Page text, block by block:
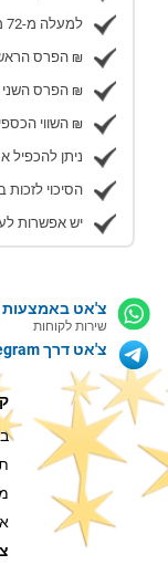
למעלה מ-72 משתתפים הופכים למיליונרים בכל שנה
הפרס הראשון נע בין 4,000,000 ₪ ל - 8,000,000 ₪
הפרס השני מסתכם במינימום 500,000 ₪
השווי הכספי של הפרס הגבוה ביותר מסתכם ב-74,000,000 ₪
ניתן להכפיל
הסיכוי לזכות
יש אפשרות
צ'אט באמצעות WhatsApp
שירות לקוחות
צ'אט דרך Telegram